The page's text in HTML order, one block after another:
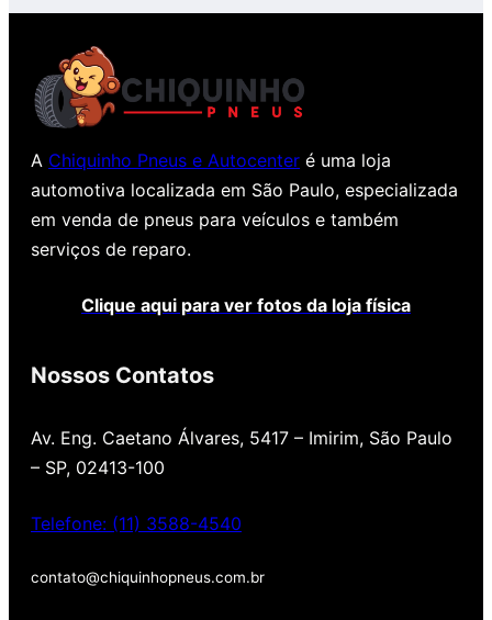
A Chiquinho Pneus e Autocenter é uma loja
automotiva localizada em São Paulo, especializada
em venda de pneus para veículos e também
serviços de reparo.
Clique aqui para ver fotos da loja física
Nossos Contatos
Av. Eng. Caetano Álvares, 5417 – Imirim, São Paulo
– SP, 02413-100
Telefone: (11) 3588-4540
contato@chiquinhopneus.com.br